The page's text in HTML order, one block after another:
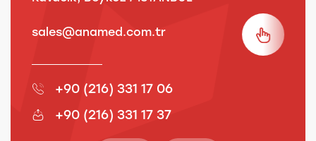
sales@anamed.com.tr
+90 (216) 331 17 06
+90 (216) 331 17 37